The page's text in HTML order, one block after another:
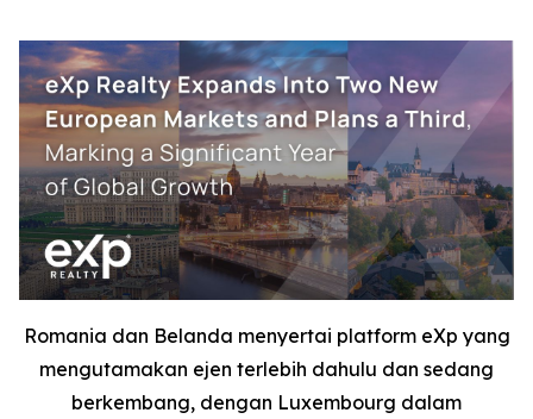
Romania dan Belanda menyertai platform eXp yang
mengutamakan ejen terlebih dahulu dan sedang
berkembang, dengan Luxembourg dalam